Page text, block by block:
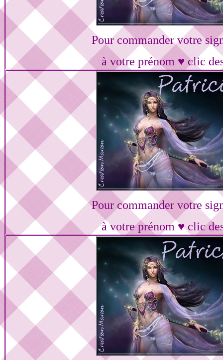
Pour commander votre
à votre prénom ♥ clic
Pour commander votre
à votre prénom ♥ clic